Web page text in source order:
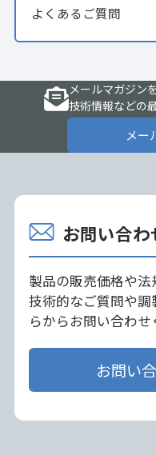
よくあるご質問
メールマガジン
技術情報などの
メー
お問い合わ
製品の販売価格や法
技術的なご質問や
らからお問い合わせ
お問い